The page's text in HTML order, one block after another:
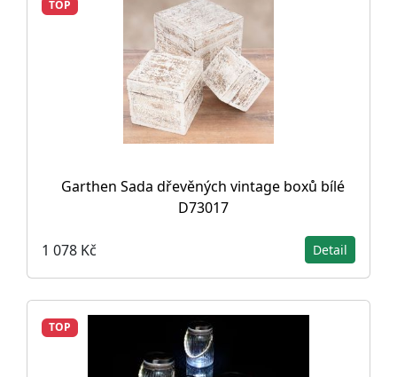
TOP
Garthen Sada dřevěných vintage boxů bílé
D73017
1 078 Kč Detail
TOP